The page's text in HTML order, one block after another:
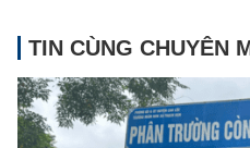
TIN CÙNG CHUYÊN